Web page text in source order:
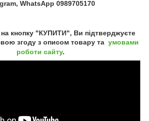
WhatsApp 0989705170
кнопку "КУПИТИ", Ви підтверджуєте
згоду з описом товару та умовами
роботи сайту.